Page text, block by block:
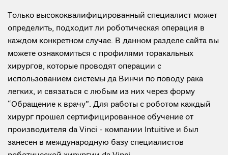
Только высококвалифицированный специалист может
определить, подходит ли роботическая операция в
каждом конкретном случае. В данном разделе сайта вы
можете ознакомиться с профилями торакальных
хирургов, которые проводят операции с
использованием системы да Винчи по поводу рака
легких, и связаться с любым из них через форму
“Обращение к врачу”. Для работы с роботом каждый
хирург прошел сертифицированное обучение от
производителя da Vinci - компании Intuitive и был
занесен в международную базу специалистов